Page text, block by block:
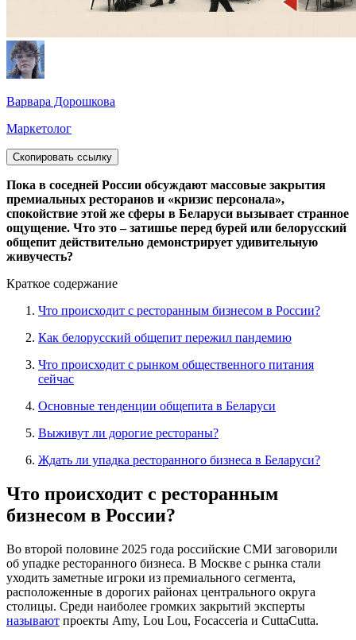
Варвара Дорошкова
Маркетолог
Скопировать ссылку
Пока в соседней России обсуждают массовые закрытия
премиальных ресторанов и «кризис персонала»,
спокойствие этой же сферы в Беларуси вызывает странное
ощущение. Что это – затишье перед бурей или белорусский
общепит действительно демонстрирует удивительную
живучесть?
Краткое содержание
Что происходит с ресторанным бизнесом в России?
Как белорусский общепит пережил пандемию
Что происходит с рынком общественного питания
сейчас
Основные тенденции общепита в Беларуси
Выживут ли дорогие рестораны?
Ждать ли упадка ресторанного бизнеса в Беларуси?
Что происходит с ресторанным
бизнесом в России?
Во второй половине 2025 года российские СМИ заговорили
об упадке ресторанного бизнеса. В Москве с рынка стали
уходить заметные игроки из премиального сегмента,
расположенные в дорогих районах центрального округа
столицы. Среди наиболее громких закрытий эксперты
называют проекты Amy, Lou Lou, Focacceria и CuttaCutta.